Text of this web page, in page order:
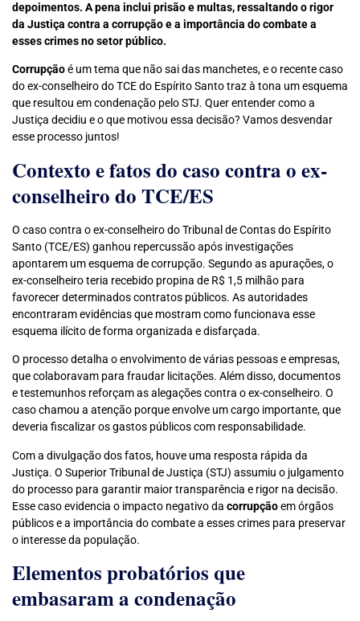
depoimentos. A pena inclui prisão e multas, ressaltando o rigor
da Justiça contra a corrupção e a importância do combate a
esses crimes no setor público.
Corrupçãoé um tema que não sai das manchetes, e o recente caso
do ex-conselheiro do TCE do Espírito Santo traz à tona um esquema
que resultou em condenação pelo STJ. Quer entender como a
Justiça decidiu e o que motivou essa decisão? Vamos desvendar
esse processo juntos!
Contexto e fatos do caso contra o ex-
conselheiro do TCE/ES
O caso contra o ex-conselheiro do Tribunal de Contas do Espírito
Santo (TCE/ES) ganhou repercussão após investigações
apontarem um esquema de corrupção. Segundo as apurações, o
ex-conselheiro teria recebido propina de R$ 1,5 milhão para
favorecer determinados contratos públicos. As autoridades
encontraram evidências que mostram como funcionava esse
esquema ilícito de forma organizada e disfarçada.
O processo detalha o envolvimento de várias pessoas e empresas,
que colaboravam para fraudar licitações. Além disso, documentos
e testemunhos reforçam as alegações contra o ex-conselheiro. O
caso chamou a atenção porque envolve um cargo importante, que
deveria fiscalizar os gastos públicos com responsabilidade.
Com a divulgação dos fatos, houve uma resposta rápida da
Justiça. O Superior Tribunal de Justiça (STJ) assumiu o julgamento
do processo para garantir maior transparência e rigor na decisão.
Esse caso evidencia o impacto negativo da corrupçãoem órgãos
públicos e a importância do combate a esses crimes para preservar
o interesse da população.
Elementos probatórios que
embasaram a condenação